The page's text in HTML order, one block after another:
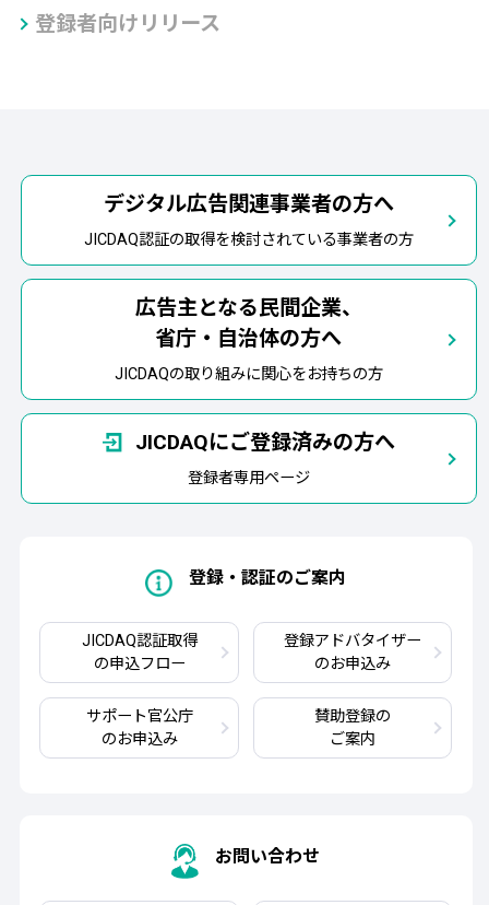
登録者向けリリース
デジタル広告関連事業者の方へ
JICDAQ認証の取得を検討されている事業者の方
広告主となる民間企業、
省庁・自治体の方へ
JICDAQの取り組みに関心をお持ちの方
JICDAQにご登録済みの方へ
登録者専用ページ
登録・認証のご案内
JICDAQ認証取得
の申込フロー
登録アドバタイザー
のお申込み
サポート官公庁
のお申込み
賛助登録の
ご案内
お問い合わせ